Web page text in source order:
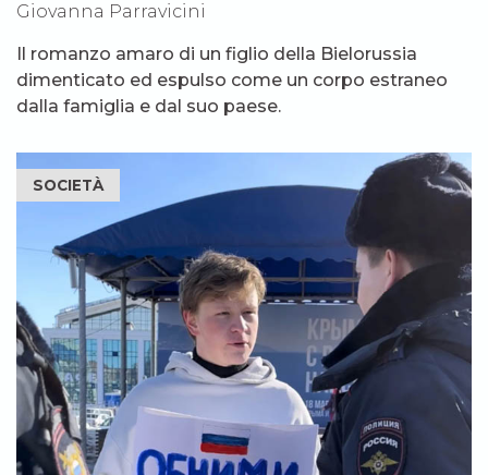
Giovanna Parravicini
Il romanzo amaro di un figlio della Bielorussia
dimenticato ed espulso come un corpo estraneo
dalla famiglia e dal suo paese.
SOCIETÀ